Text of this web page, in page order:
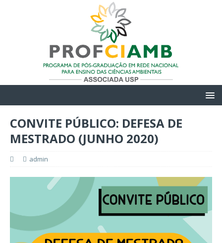
CONVITE PÚBLICO: DEFESA DE
MESTRADO (JUNHO 2020)
admin